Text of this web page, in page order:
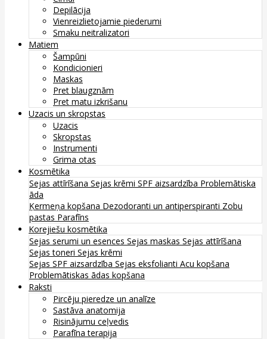
Depilācija
Vienreizlietojamie piederumi
Smaku neitralizatori
Matiem
Šampūni
Kondicionieri
Maskas
Pret blaugznām
Pret matu izkrišanu
Uzacis un skropstas
Uzacis
Skropstas
Instrumenti
Grima otas
Kosmētika
Sejas attīrīšana Sejas krēmi SPF aizsardzība Problemātiska
āda
Ķermeņa kopšana Dezodoranti un antiperspiranti Zobu
pastas Parafīns
Korejiešu kosmētika
Sejas serumi un esences Sejas maskas Sejas attīrīšana
Sejas toneri Sejas krēmi
Sejas SPF aizsardzība Sejas eksfolianti Acu kopšana
Problemātiskas ādas kopšana
Raksti
Pircēju pieredze un analīze
Sastāva anatomija
Risinājumu ceļvedis
Parafīna terapija